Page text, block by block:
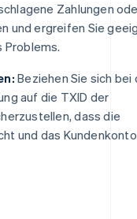
Zahlungen
und ergreifen Sie
Problems.
Beziehen Sie sich bei
auf die TXID der
dass die
und das Kundenkonto